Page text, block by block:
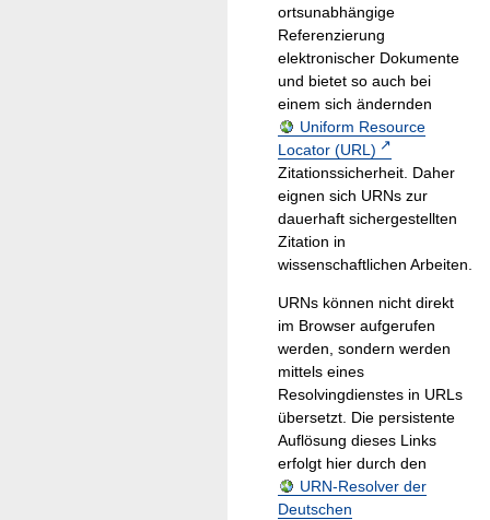
ortsunabhängige
Referenzierung
elektronischer Dokumente
und bietet so auch bei
einem sich ändernden
Uniform Resource
Locator (URL)
Zitationssicherheit. Daher
eignen sich URNs zur
dauerhaft sichergestellten
Zitation in
wissenschaftlichen Arbeiten.
URNs können nicht direkt
im Browser aufgerufen
werden, sondern werden
mittels eines
Resolvingdienstes in URLs
übersetzt. Die persistente
Auflösung dieses Links
erfolgt hier durch den
URN-Resolver der
Deutschen